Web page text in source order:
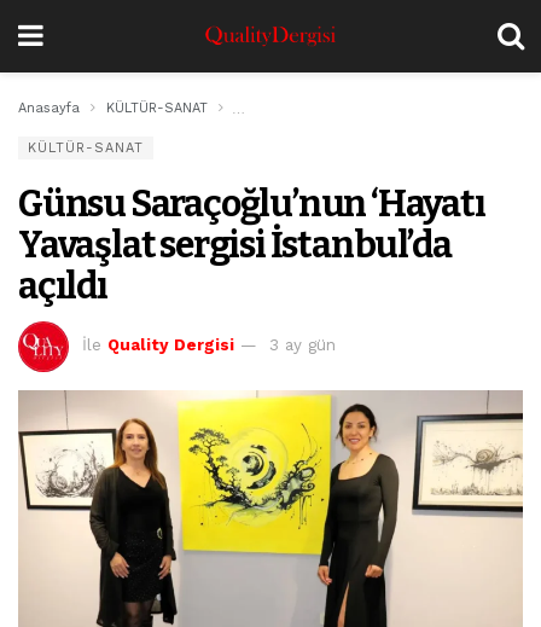
Anasayfa KÜLTÜR-SANAT
KÜLTÜR-SANAT
Günsu Saraçoğlu’nun ‘Hayatı
Yavaşlat sergisi İstanbul’da
açıldı
İle Quality Dergisi 3 ay gün